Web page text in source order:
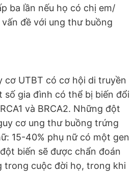
ba lần nếu họ có chị em/
đề với ung thư buồng
cơ UTBT có cơ hội di truyền
số gia đình có thể bị biến đổi
và BRCA2. Những đột
cơ ung thư buồng trứng
15-40% phụ nữ có một gen
đột biến sẽ được chẩn đoán
trong cuộc đời họ, trong khi